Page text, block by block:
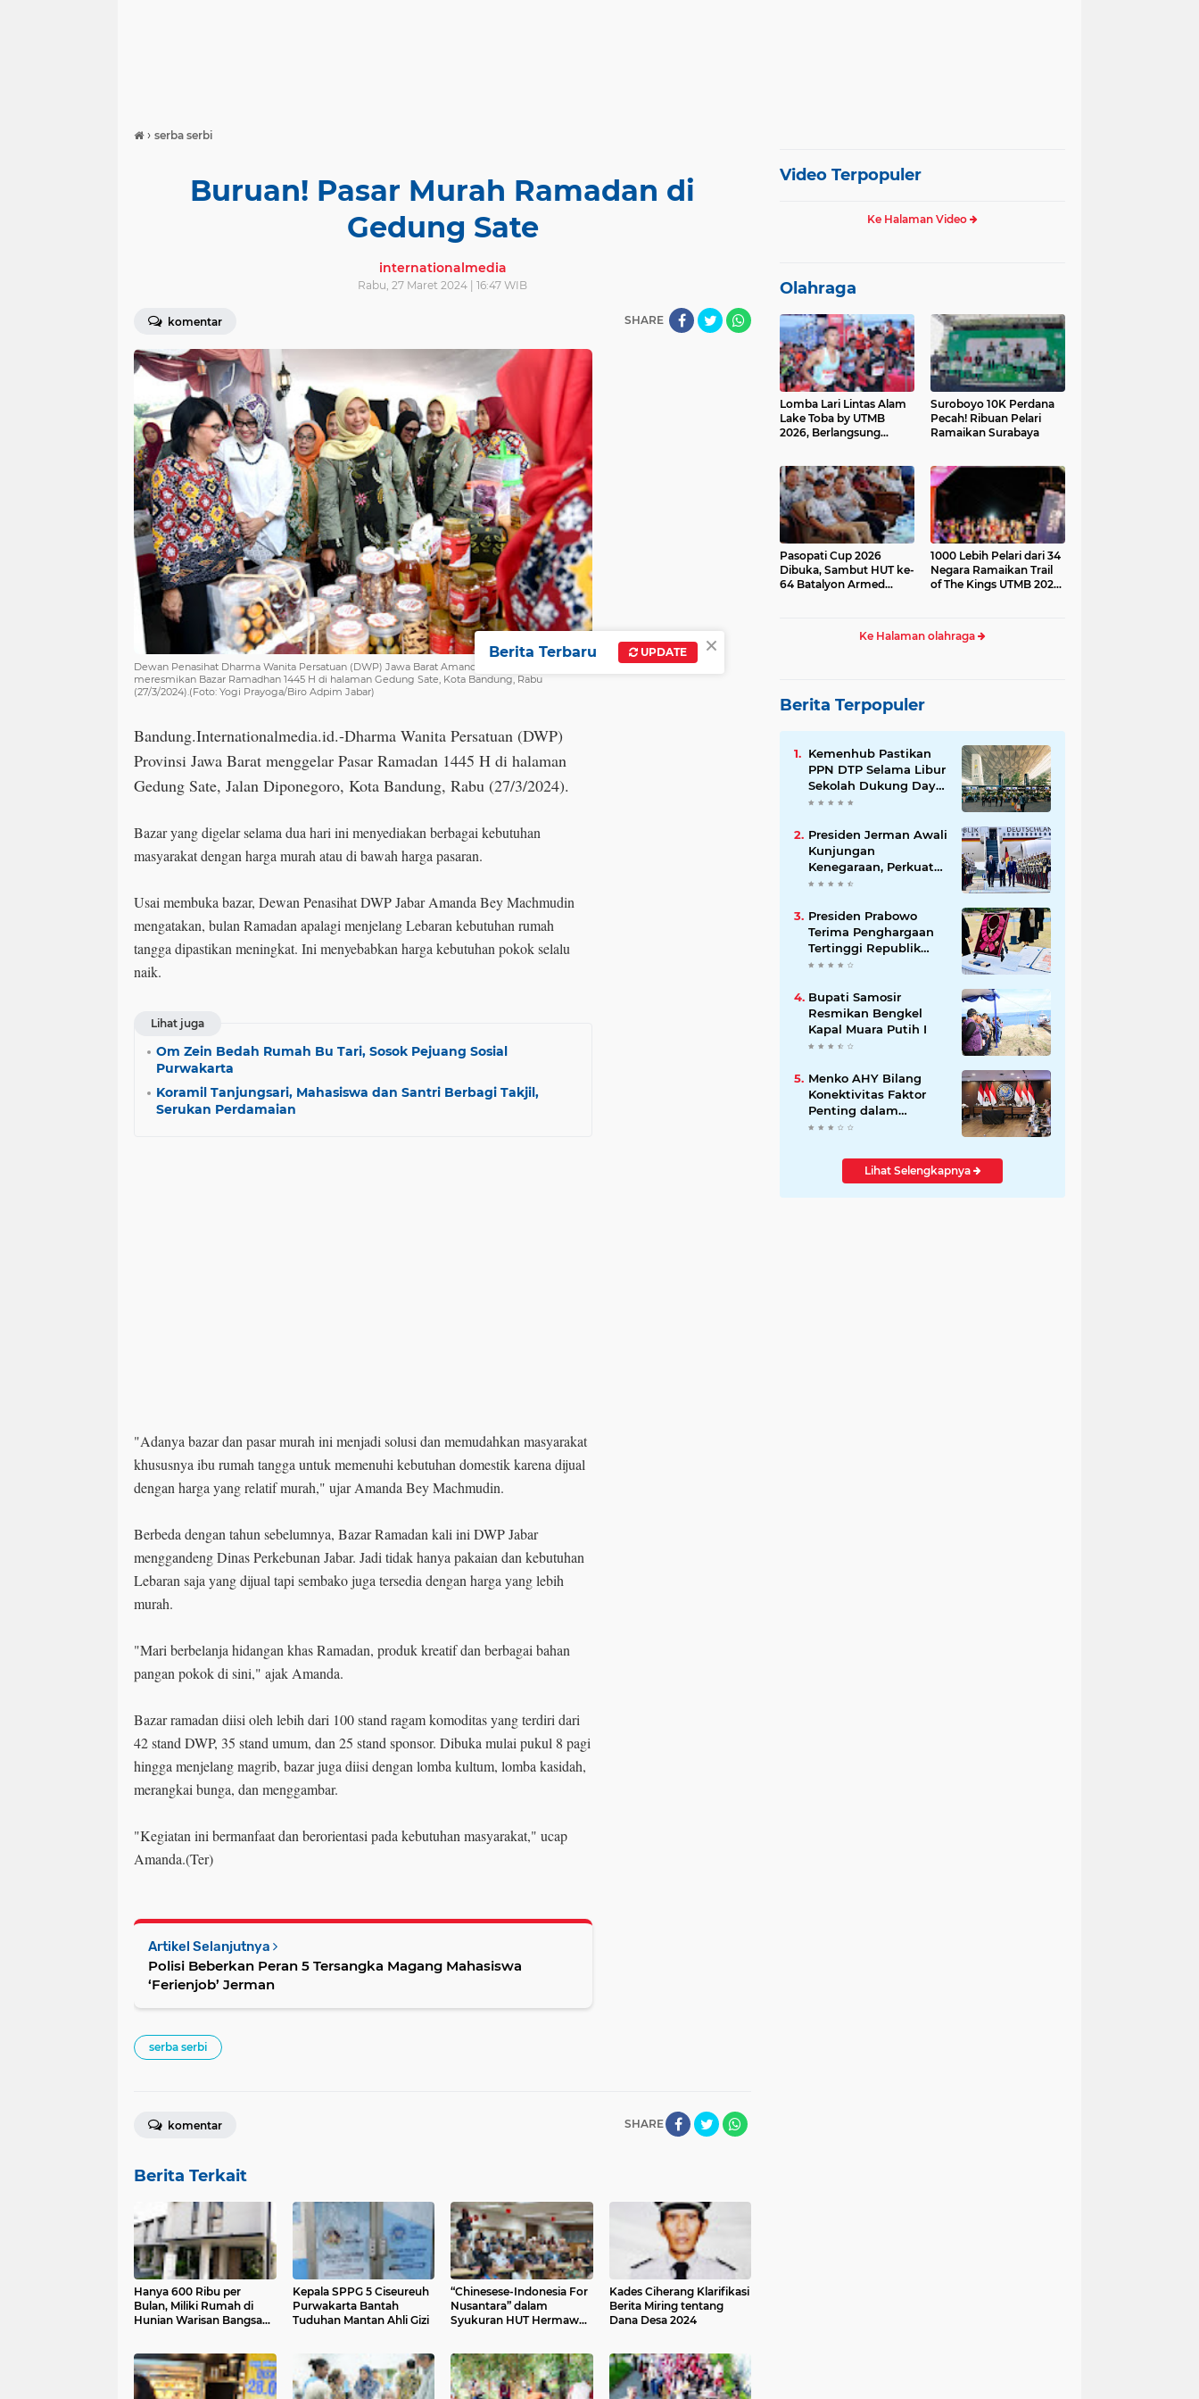
› serba serbi
Buruan! Pasar Murah Ramadan di
Gedung Sate
internationalmedia
Rabu, 27 Maret 2024 | 16:47 WIB
komentar SHARE
Dewan Penasihat Dharma Wanita Persatuan (DWP) Jawa Barat Amanda Bey Machmudin
meresmikan Bazar Ramadhan 1445 H di halaman Gedung Sate, Kota Bandung, Rabu
(27/3/2024).(Foto: Yogi Prayoga/Biro Adpim Jabar)
Bandung.Internationalmedia.id.-Dharma Wanita Persatuan (DWP)
Provinsi Jawa Barat menggelar Pasar Ramadan 1445 H di halaman
Gedung Sate, Jalan Diponegoro, Kota Bandung, Rabu (27/3/2024).
Bazar yang digelar selama dua hari ini menyediakan berbagai kebutuhan
masyarakat dengan harga murah atau di bawah harga pasaran.
Usai membuka bazar, Dewan Penasihat DWP Jabar Amanda Bey Machmudin
mengatakan, bulan Ramadan apalagi menjelang Lebaran kebutuhan rumah
tangga dipastikan meningkat. Ini menyebabkan harga kebutuhan pokok selalu
naik.
Lihat juga
Om Zein Bedah Rumah Bu Tari, Sosok Pejuang Sosial
Purwakarta
Koramil Tanjungsari, Mahasiswa dan Santri Berbagi Takjil,
Serukan Perdamaian
"Adanya bazar dan pasar murah ini menjadi solusi dan memudahkan masyarakat
khususnya ibu rumah tangga untuk memenuhi kebutuhan domestik karena dijual
dengan harga yang relatif murah," ujar Amanda Bey Machmudin.
Berbeda dengan tahun sebelumnya, Bazar Ramadan kali ini DWP Jabar
menggandeng Dinas Perkebunan Jabar. Jadi tidak hanya pakaian dan kebutuhan
Lebaran saja yang dijual tapi sembako juga tersedia dengan harga yang lebih
murah.
"Mari berbelanja hidangan khas Ramadan, produk kreatif dan berbagai bahan
pangan pokok di sini," ajak Amanda.
Bazar ramadan diisi oleh lebih dari 100 stand ragam komoditas yang terdiri dari
42 stand DWP, 35 stand umum, dan 25 stand sponsor. Dibuka mulai pukul 8 pagi
hingga menjelang magrib, bazar juga diisi dengan lomba kultum, lomba kasidah,
merangkai bunga, dan menggambar.
"Kegiatan ini bermanfaat dan berorientasi pada kebutuhan masyarakat," ucap
Amanda.(Ter)
Artikel Selanjutnya
Polisi Beberkan Peran 5 Tersangka Magang Mahasiswa
‘Ferienjob’ Jerman
serba serbi
SHARE
komentar
Berita Terkait
Hanya 600 Ribu per
Bulan, Miliki Rumah di
Hunian Warisan Bangsa
Kepala SPPG 5 Ciseureuh
Purwakarta Bantah
Tuduhan Mantan Ahli Gizi
“Chinesese-Indonesia For
Nusantara” dalam
Syukuran HUT Hermawan
Kades Ciherang Klarifikasi
Berita Miring tentang
Dana Desa 2024
Video Terpopuler
Ke Halaman Video
Olahraga
Lomba Lari Lintas Alam
Lake Toba by UTMB
2026, Berlangsung
Suroboyo 10K Perdana
Pecah! Ribuan Pelari
Ramaikan Surabaya
Pasopati Cup 2026
Dibuka, Sambut HUT ke-
64 Batalyon Armed
1000 Lebih Pelari dari 34
Negara Ramaikan Trail
of The Kings UTMB 2026
Ke Halaman olahraga
Berita Terpopuler
Kemenhub Pastikan
PPN DTP Selama Libur
Sekolah Dukung Daya
Beli Masyarakat
Presiden Jerman Awali
Kunjungan
Kenegaraan, Perkuat
Kemitraan Strategis
Presiden Prabowo
Terima Penghargaan
Tertinggi Republik
Korea, The Grand
Bupati Samosir
Resmikan Bengkel
Kapal Muara Putih I
Menko AHY Bilang
Konektivitas Faktor
Penting dalam
Peningkatkan
Wisatawan
Lihat Selengkapnya
×
Berita Terbaru UPDATE